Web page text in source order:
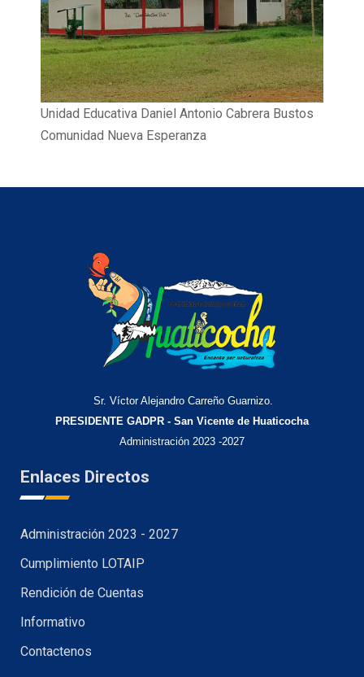
Unidad Educativa Daniel Antonio Cabrera Bustos
Comunidad Nueva Esperanza
Sr. Víctor Alejandro Carreño Guarnizo.
PRESIDENTE GADPR - San Vicente de Huaticocha
Administración 2023 -2027
Enlaces Directos
Administración 2023 - 2027
Cumplimiento LOTAIP
Rendición de Cuentas
Informativo
Contactenos